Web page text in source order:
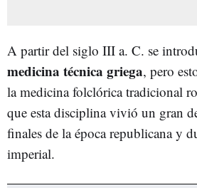
A partir del siglo III a. C. se
medicina técnica griega, pero
la medicina folclórica tradicional
que esta disciplina vivió un gran
finales de la época republicana y
imperial.